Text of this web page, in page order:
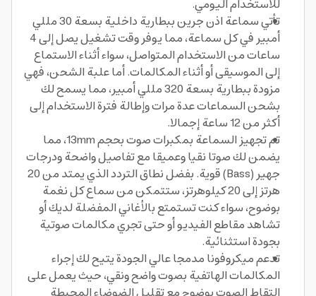
للاستخدام اليومي.
تأتي سماعة اذن جرين ببطارية داخلية بسعة 30 مللي
أمبير في كل سماعة، مما يوفر وقت تشغيل يصل إلى 4
ساعات من الاستخدام المتواصل، سواء أثناء الاستماع
إلى الموسيقى أو أثناء المكالمات. أما علبة الشحن، فهي
مزودة ببطارية بسعة 320 مللي أمبير، مما يسمح لك
بشحن السماعات عدة مرات وإطالة فترة الاستخدام إلى
أكثر من 12 ساعة إجمالا.
تم تجهيز السماعة بمكبرات صوت بحجم 13mm، مما
يضمن لك صوتا نقيا وعميقا مع تفاصيل واضحة ودرجات
جهير (Bass) قوية. بفضل نطاق التردد الذي يمتد من 20
هرتز إلى 20 كيلوهرتز، ستتمكن من سماع كل نغمة
بوضوح، سواء كنت تستمتع بالأغاني المفضلة لديك أو
تشاهد مقاطع الفيديو أو حتى تجري مكالمات صوتية
بجودة استثنائية.
تدعم ميكروفونا مدمجا عالي الجودة يتيح لك إجراء
المكالمات الهاتفية بصوت واضح ونقي، حيث يعمل على